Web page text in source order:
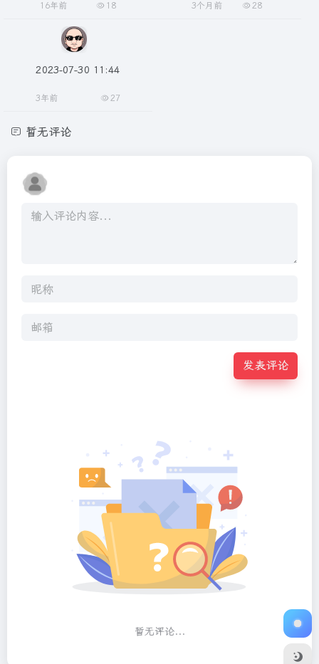
16年前 18 3个月前 28
2023-07-30 11:44
3年前 27
暂无评论
发表评论
暂无评论...